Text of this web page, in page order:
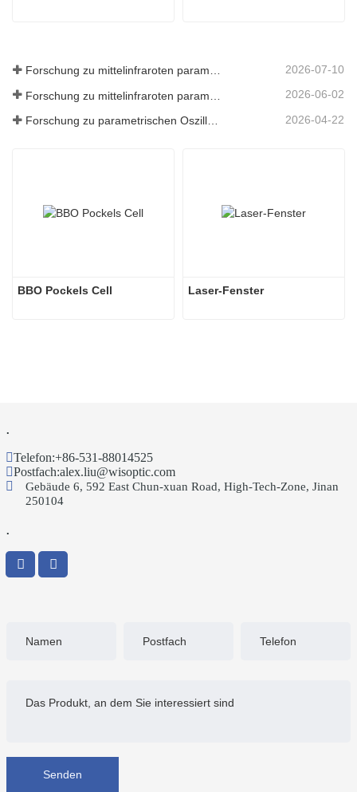
Forschung zu mittelinfraroten parametrischen Oszillatoren - Teil 06 2026-07-10
2026-06-02
2026-04-22
BBO Pockels Cell Laser-Fenster
.
Telefon:+86-531-88014525
Postfach:alex.liu@wisoptic.com
Gebäude 6, 592 East Chun-xuan Road, High-Tech-Zone, Jinan
250104
.
Senden